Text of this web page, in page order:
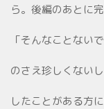
ら。後編のあとに
「そんなことない
のさえ珍しくない
したことがある方